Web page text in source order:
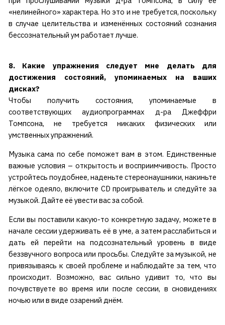
«нелинейного» характера. Но это и не требуется, поскольку
в случае целительства и изменённых состояний сознания
бессознательный ум работает лучше.
8. Какие упражнения следует мне делать для
достижения состояний, упоминаемых на ваших
дисках?
Чтобы получить состояния, упоминаемые в
соответствующих аудиопрограммах д-ра Джеффри
Томпсона, не требуется никаких физических или
умственных упражнений.
Музыка сама по себе поможет вам в этом. Единственные
важные условия – открытость и восприимчивость. Просто
устройтесь поудобнее, наденьте стереонаушники, накиньте
лёгкое одеяло, включите CD проигрыватель и следуйте за
музыкой. Дайте её увести вас за собой.
Если вы поставили какую-то конкретную задачу, можете в
начале сессии удерживать её в уме, а затем расслабиться и
дать ей перейти на подсознательный уровень в виде
беззвучного вопроса или просьбы. Следуйте за музыкой, не
привязываясь к своей проблеме и наблюдайте за тем, что
происходит. Возможно, вас сильно удивит то, что вы
почувствуете во время или после сессии, в сновидениях
ночью или в виде озарений днём.